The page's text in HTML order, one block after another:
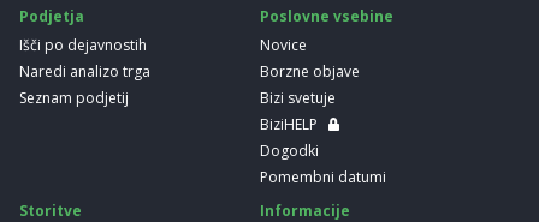
Podjetja
Išči po dejavnostih
Naredi analizo trga
Seznam podjetij
Poslovne vsebine
Novice
Borzne objave
Bizi svetuje
BiziHELP
Dogodki
Pomembni datumi
Storitve
Informacije